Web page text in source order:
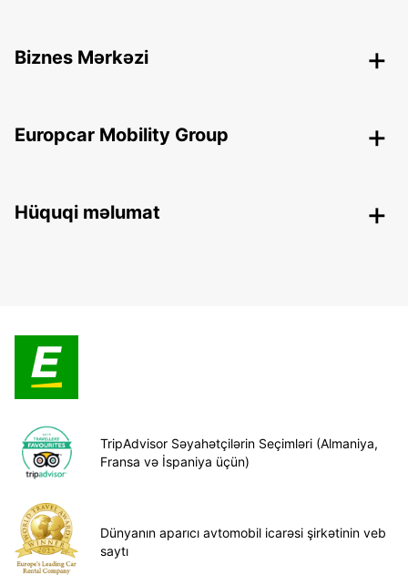
Biznes Mərkəzi
Europcar Mobility Group
Hüquqi məlumat
TripAdvisor Səyahətçilərin Seçimləri (Almaniya,
Fransa və İspaniya üçün)
Dünyanın aparıcı avtomobil icarəsi şirkətinin veb
saytı